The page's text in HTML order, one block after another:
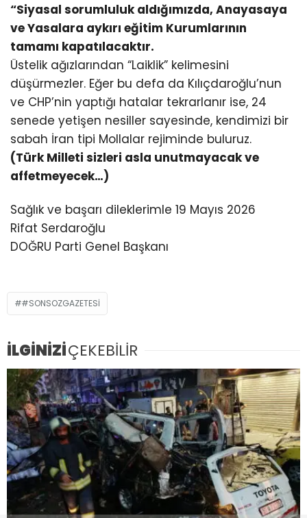
“Siyasal sorumluluk aldığımızda, Anayasaya
ve Yasalara aykırı eğitim Kurumlarının
tamamı kapatılacaktır.
Üstelik ağızlarından “Laiklik” kelimesini
düşürmezler. Eğer bu defa da Kılıçdaroğlu’nun
ve CHP’nin yaptığı hatalar tekrarlanır ise, 24
senede yetişen nesiller sayesinde, kendimizi bir
sabah İran tipi Mollalar rejiminde buluruz.
(Türk Milleti sizleri asla unutmayacak ve
affetmeyecek…)
Sağlık ve başarı dileklerimle 19 Mayıs 2026
Rifat Serdaroğlu
DOĞRU Parti Genel Başkanı
#SONSOZGAZETESI
İLGİNİZİÇEKEBİLİR